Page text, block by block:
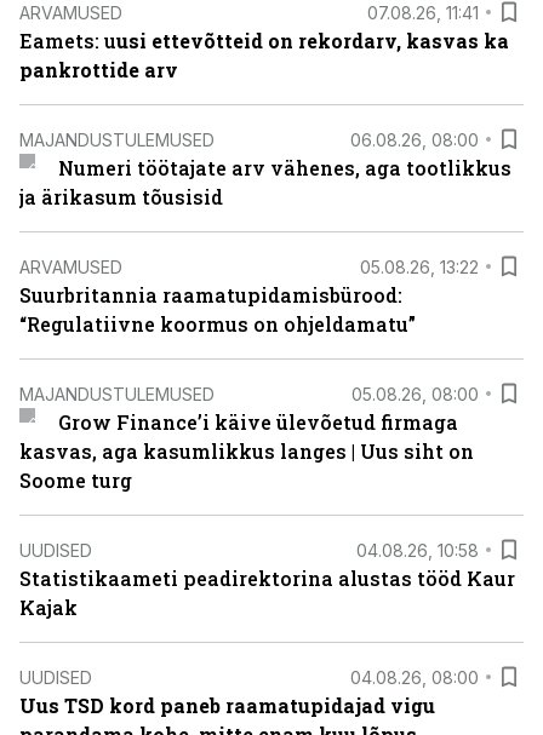
ARVAMUSED 07.08.26, 11:41
Eamets: uusi ettevõtteid on rekordarv, kasvas ka
pankrottide arv
MAJANDUSTULEMUSED 06.08.26, 08:00
Numeri töötajate arv vähenes, aga tootlikkus
ja ärikasum tõusisid
ARVAMUSED 05.08.26, 13:22
Suurbritannia raamatupidamisbürood:
“Regulatiivne koormus on ohjeldamatu”
MAJANDUSTULEMUSED 05.08.26, 08:00
Grow Finance’i käive ülevõetud firmaga
kasvas, aga kasumlikkus langes | Uus siht on
Soome turg
UUDISED 04.08.26, 10:58
Statistikaameti peadirektorina alustas tööd Kaur
Kajak
UUDISED 04.08.26, 08:00
Uus TSD kord paneb raamatupidajad vigu